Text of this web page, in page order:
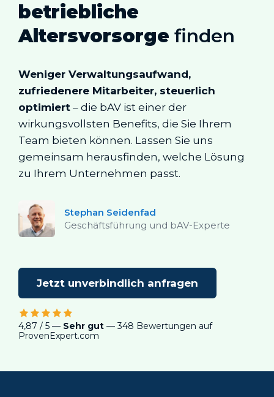
betriebliche
Altersvorsorge finden
Weniger Verwaltungsaufwand,
zufriedenere Mitarbeiter, steuerlich
optimiert – die bAV ist einer der
wirkungsvollsten Benefits, die Sie Ihrem
Team bieten können. Lassen Sie uns
gemeinsam herausfinden, welche Lösung
zu Ihrem Unternehmen passt.
Stephan Seidenfad
Geschäftsführung und bAV-Experte
Jetzt unverbindlich anfragen
4,87 / 5 — Sehr gut — 348 Bewertungen auf
ProvenExpert.com